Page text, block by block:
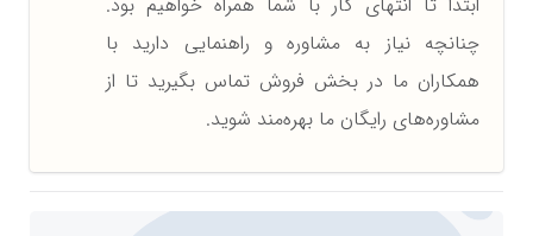
چنانچه نیاز به مشاوره و راهنمایی دارید با
همکاران ما در بخش فروش تماس بگیرید تا از
مشاوره‌های رایگان ما بهره‌مند شوید.